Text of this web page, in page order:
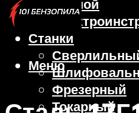
Ручной
Станки
Фрезерный
Токарный
Меню